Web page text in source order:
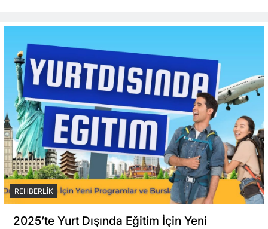
REHBERLIK
2025’te Yurt Dışında Eğitim İçin Yeni